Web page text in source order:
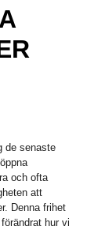
de senaste
och ofta
att
Denna frihet
hur vi